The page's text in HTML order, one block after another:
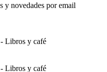
y novedades por email